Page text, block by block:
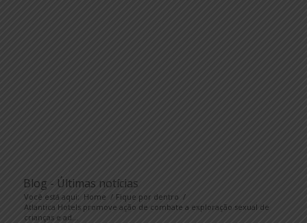
Blog - Últimas notícias
Você está aqui: Home / Fique por dentro /
Atlantica Hotels promove ação de combate a exploração sexual de
crianças e ad...